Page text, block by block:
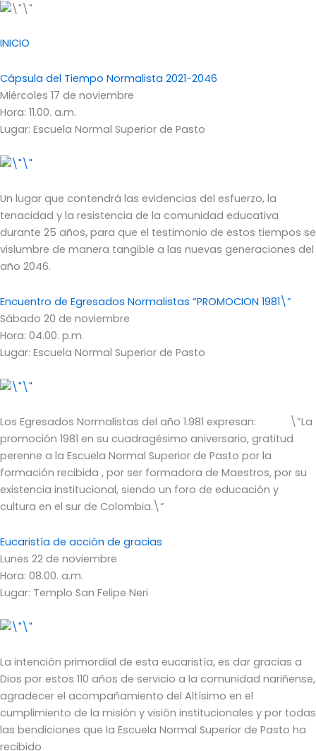
INICIO
Cápsula del Tiempo Normalista 2021-2046
Miércoles 17 de noviembre
Hora: 11.00. a.m.
Lugar: Escuela Normal Superior de Pasto
Un lugar que contendrá las evidencias del esfuerzo, la
tenacidad y la resistencia de la comunidad educativa
durante 25 años, para que el testimonio de estos tiempos se
vislumbre de manera tangible a las nuevas generaciones del
año 2046.
Encuentro de Egresados Normalistas “PROMOCION 1981\”
Sábado 20 de noviembre
Hora: 04.00. p.m.
Lugar: Escuela Normal Superior de Pasto
Los Egresados Normalistas del año 1.981 expresan: \”La
promoción 1981 en su cuadragésimo aniversario, gratitud
perenne a la Escuela Normal Superior de Pasto por la
formación recibida , por ser formadora de Maestros, por su
existencia institucional, siendo un foro de educación y
cultura en el sur de Colombia.\”
Eucaristía de acción de gracias
Lunes 22 de noviembre
Hora: 08.00. a.m.
Lugar: Templo San Felipe Neri
La intención primordial de esta eucaristía, es dar gracias a
Dios por estos 110 años de servicio a la comunidad nariñense,
agradecer el acompañamiento del Altísimo en el
cumplimiento de la misión y visión institucionales y por todas
las bendiciones que la Escuela Normal Superior de Pasto ha
recibido